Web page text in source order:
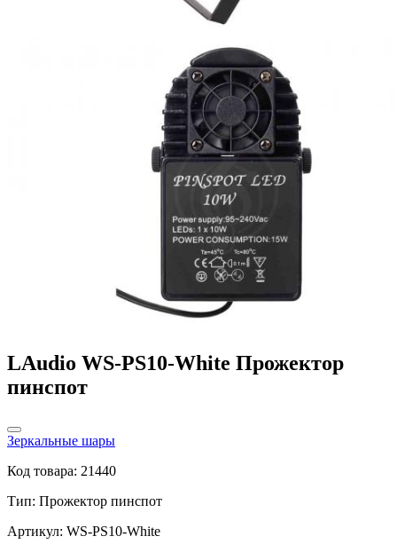
LAudio WS-PS10-White Прожектор
пинспот
Зеркальные шары
Код товара: 21440
Тип: Прожектор пинспот
Артикул: WS-PS10-White